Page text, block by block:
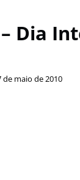
Dia
de maio de 2010